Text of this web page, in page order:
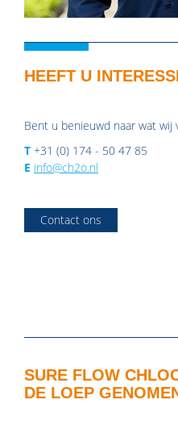
HEEFT U
Bent u benieuwd naar wat
T +31 (0) 174 - 50 47 85
E info@ch2o.nl
Contact ons
SURE FLOW
DE LOEP